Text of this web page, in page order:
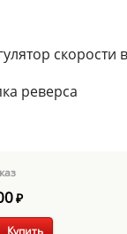
скорости
реверса
₽
Купить